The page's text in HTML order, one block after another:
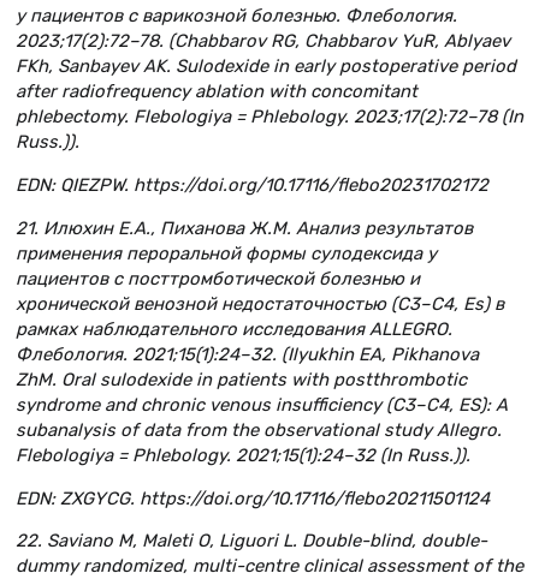
у пациентов с варикозной болезнью. Флебология.
2023;17(2):72–78. (Chabbarov RG, Chabbarov YuR, Ablyaev
FKh, Sanbayev AK. Sulodexide in early postoperative period
after radiofrequency ablation with concomitant
phlebectomy. Flebologiya = Phlebology. 2023;17(2):72–78 (In
Russ.)).
EDN: QIEZPW. https://doi.org/10.17116/flebo20231702172
21. Илюхин Е.А., Пиханова Ж.М. Анализ результатов
применения пероральной формы сулодексида у
пациентов с посттромботической болезнью и
хронической венозной недостаточностью (С3–С4, Es) в
рамках наблюдательного исследования ALLEGRO.
Флебология. 2021;15(1):24–32. (Ilyukhin EA, Pikhanova
ZhM. Oral sulodexide in patients with postthrombotic
syndrome and chronic venous insufficiency (C3–C4, ES): A
subanalysis of data from the observational study Allegro.
Flebologiya = Phlebology. 2021;15(1):24–32 (In Russ.)).
EDN: ZXGYCG. https://doi.org/10.17116/flebo20211501124
22. Saviano M, Maleti O, Liguori L. Double-blind, double-
dummy randomized, multi-centre clinical assessment of the